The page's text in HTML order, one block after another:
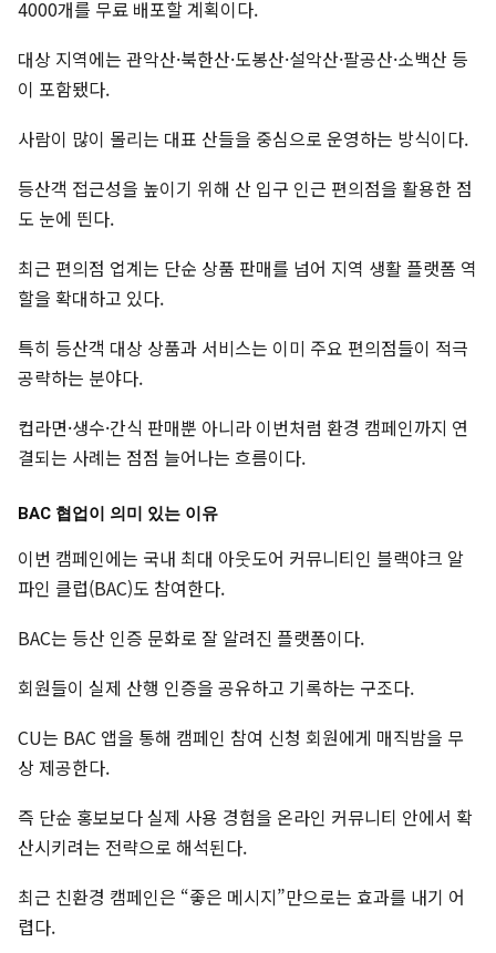
4000개를 무료 배포할 계획이다.
대상 지역에는 관악산·북한산·도봉산·설악산·팔공산·소백산 등
이 포함됐다.
사람이 많이 몰리는 대표 산들을 중심으로 운영하는 방식이다.
등산객 접근성을 높이기 위해 산 입구 인근 편의점을 활용한 점
도 눈에 띈다.
최근 편의점 업계는 단순 상품 판매를 넘어 지역 생활 플랫폼 역
할을 확대하고 있다.
특히 등산객 대상 상품과 서비스는 이미 주요 편의점들이 적극
공략하는 분야다.
컵라면·생수·간식 판매뿐 아니라 이번처럼 환경 캠페인까지 연
결되는 사례는 점점 늘어나는 흐름이다.
BAC 협업이 의미 있는 이유
이번 캠페인에는 국내 최대 아웃도어 커뮤니티인 블랙야크 알
파인 클럽(BAC)도 참여한다.
BAC는 등산 인증 문화로 잘 알려진 플랫폼이다.
회원들이 실제 산행 인증을 공유하고 기록하는 구조다.
CU는 BAC 앱을 통해 캠페인 참여 신청 회원에게 매직밤을 무
상 제공한다.
즉 단순 홍보보다 실제 사용 경험을 온라인 커뮤니티 안에서 확
산시키려는 전략으로 해석된다.
최근 친환경 캠페인은 “좋은 메시지”만으로는 효과를 내기 어
렵다.